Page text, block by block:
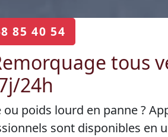
85 40 54
tous
24h
poids lourd en panne ?
sont disponibles en